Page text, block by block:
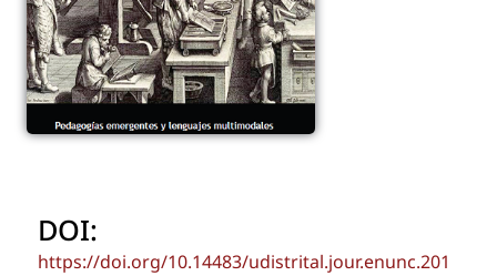
DOI:
https://doi.org/10.14483/udistrital.jour.enunc.201